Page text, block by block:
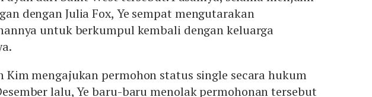
dengan Julia Fox, Ye sempat mengutarakan
untuk berkumpul kembali dengan keluarga
Kim mengajukan permohon status single secara hukum
lalu, Ye baru-baru menolak permohonan tersebut